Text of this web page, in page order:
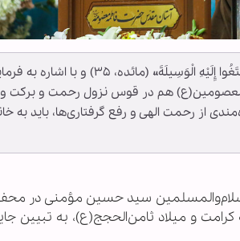
سخنران حرم مطهر بانوی کرامت با استناد به آیه شریفه «وَ
معصومین(ع) هم در قوس نزول رحمت و
از رحمت الهی و رفع گرفتاری‌ها، باید به
سید حسین مؤمنی در محفل
و میلاد ثامن‌الحجج(ع)، به تبیین